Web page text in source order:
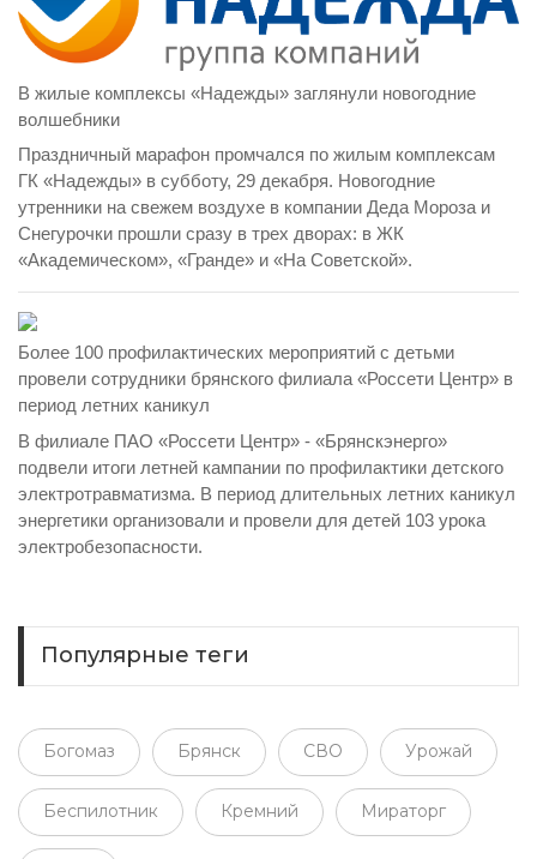
В жилые комплексы «Надежды» заглянули новогодние
волшебники
Праздничный марафон промчался по жилым комплексам
ГК «Надежды» в субботу, 29 декабря. Новогодние
утренники на свежем воздухе в компании Деда Мороза и
Снегурочки прошли сразу в трех дворах: в ЖК
«Академическом», «Гранде» и «На Советской».
Более 100 профилактических мероприятий с детьми
провели сотрудники брянского филиала «Россети Центр» в
период летних каникул
В филиале ПАО «Россети Центр» - «Брянскэнерго»
подвели итоги летней кампании по профилактики детского
электротравматизма. В период длительных летних каникул
энергетики организовали и провели для детей 103 урока
электробезопасности.
Популярные теги
Богомаз Брянск СВО Урожай
Беспилотник Кремний Мираторг